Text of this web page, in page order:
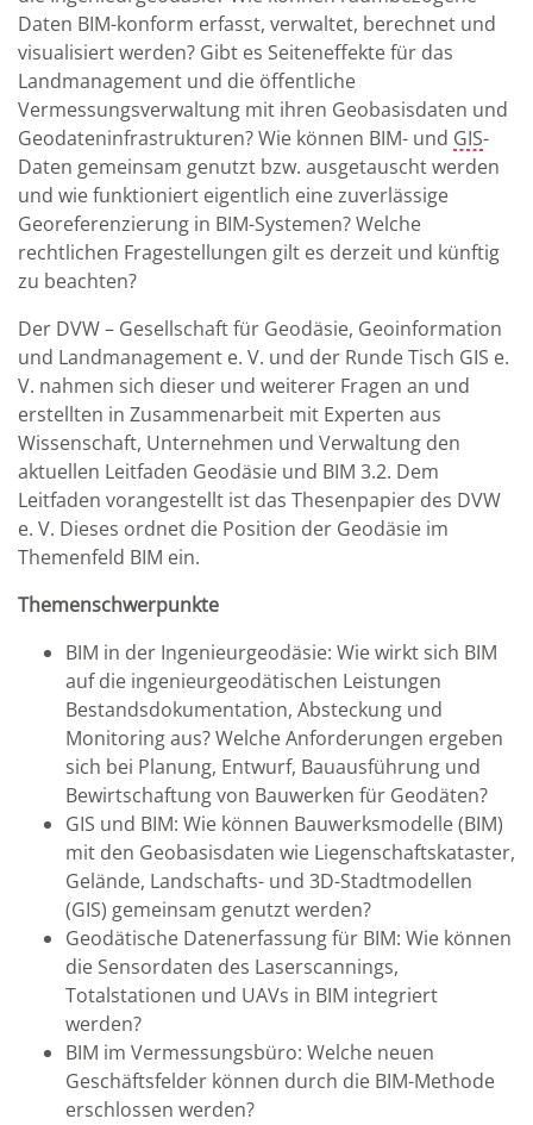
Daten BIM-konform erfasst, verwaltet, berechnet und
visualisiert werden? Gibt es Seiteneffekte für das
Landmanagement und die öffentliche
Vermessungsverwaltung mit ihren Geobasisdaten und
Geodateninfrastrukturen? Wie können BIM- und GIS-
Daten gemeinsam genutzt bzw. ausgetauscht werden
und wie funktioniert eigentlich eine zuverlässige
Georeferenzierung in BIM-Systemen? Welche
rechtlichen Fragestellungen gilt es derzeit und künftig
zu beachten?
Der DVW – Gesellschaft für Geodäsie, Geoinformation
und Landmanagement e. V. und der Runde Tisch GIS e.
V. nahmen sich dieser und weiterer Fragen an und
erstellten in Zusammenarbeit mit Experten aus
Wissenschaft, Unternehmen und Verwaltung den
aktuellen Leitfaden Geodäsie und BIM 3.2. Dem
Leitfaden vorangestellt ist das Thesenpapier des DVW
e. V. Dieses ordnet die Position der Geodäsie im
Themenfeld BIM ein.
Themenschwerpunkte
BIM in der Ingenieurgeodäsie: Wie wirkt sich BIM
auf die ingenieurgeodätischen Leistungen
Bestandsdokumentation, Absteckung und
Monitoring aus? Welche Anforderungen ergeben
sich bei Planung, Entwurf, Bauausführung und
Bewirtschaftung von Bauwerken für Geodäten?
GIS und BIM: Wie können Bauwerksmodelle (BIM)
mit den Geobasisdaten wie Liegenschaftskataster,
Gelände, Landschafts- und 3D-Stadtmodellen
(GIS) gemeinsam genutzt werden?
Geodätische Datenerfassung für BIM: Wie können
die Sensordaten des Laserscannings,
Totalstationen und UAVs in BIM integriert
werden?
BIM im Vermessungsbüro: Welche neuen
Geschäftsfelder können durch die BIM-Methode
erschlossen werden?